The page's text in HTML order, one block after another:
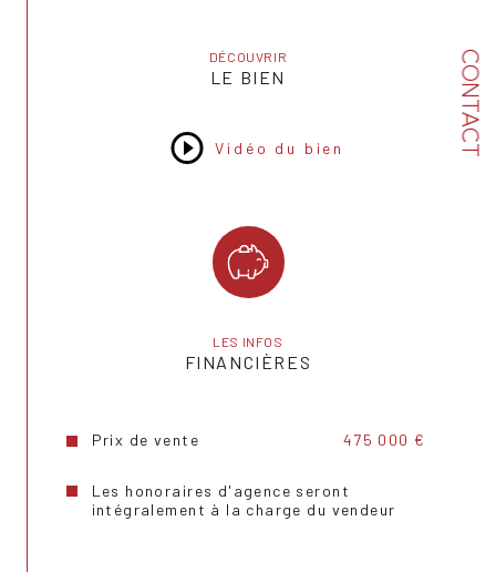
CONTACT
DÉCOUVRIR
LE BIEN
Vidéo du bien
LES INFOS
FINANCIÈRES
Prix de vente 475 000 €
Les honoraires d'agence seront
intégralement à la charge du vendeur